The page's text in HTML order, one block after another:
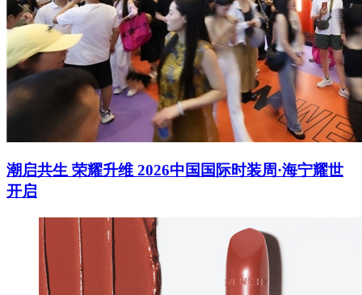
潮启共生 荣耀升维 2026中国国际时装周·海宁耀世
开启